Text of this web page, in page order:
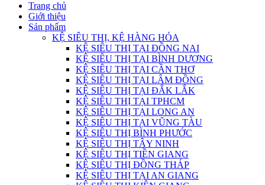
Trang chủ
Giới thiệu
Sản phẩm
KỆ SIÊU THỊ, KỆ HÀNG HÓA
KỆ SIÊU THỊ TẠI ĐỒNG NAI
KỆ SIÊU THỊ TẠI BÌNH DƯƠNG
KỆ SIÊU THỊ TẠI CẦN THƠ
KỆ SIÊU THỊ TẠI LÂM ĐỒNG
KỆ SIÊU THỊ TẠI ĐẮK LẮK
KỆ SIÊU THỊ TẠI TPHCM
KỆ SIÊU THỊ TẠI LONG AN
KỆ SIÊU THỊ TẠI VŨNG TÀU
KỆ SIÊU THỊ BÌNH PHƯỚC
KỆ SIÊU THỊ TÂY NINH
KỆ SIÊU THỊ TIỀN GIANG
KỆ SIÊU THỊ ĐỒNG THÁP
KỆ SIÊU THỊ TẠI AN GIANG